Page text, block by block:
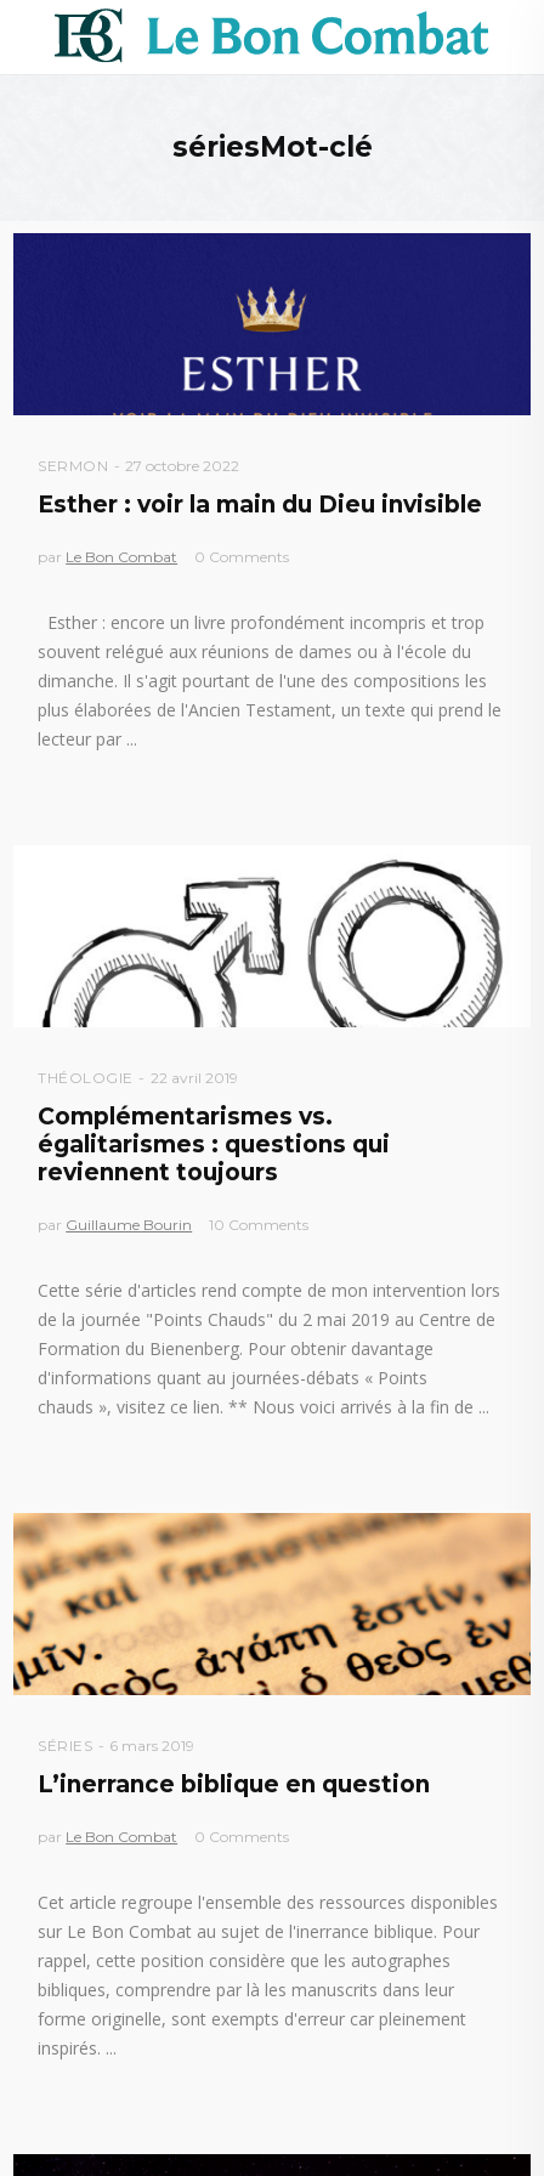
sériesMot-clé
SERMON 27 octobre 2022
Esther : voir la main du Dieu invisible
par Le Bon Combat 0 Comments
Esther : encore un livre profondément incompris et trop
souvent relégué aux réunions de dames ou à l'école du
dimanche. Il s'agit pourtant de l'une des compositions les
plus élaborées de l'Ancien Testament, un texte qui prend le
lecteur par
THÉOLOGIE 22 avril 2019
Complémentarismes vs.
égalitarismes : questions qui
reviennent toujours
par Guillaume Bourin 10 Comments
Cette série d'articles rend compte de mon intervention lors
de la journée "Points Chauds" du 2 mai 2019 au Centre de
Formation du Bienenberg. Pour obtenir davantage
d'informations quant au journées-débats « Points
chauds », visitez ce lien. ** Nous voici arrivés à la fin de
SÉRIES 6 mars 2019
L’inerrance biblique en question
par Le Bon Combat 0 Comments
Cet article regroupe l'ensemble des ressources disponibles
sur Le Bon Combat au sujet de l'inerrance biblique. Pour
rappel, cette position considère que les autographes
bibliques, comprendre par là les manuscrits dans leur
forme originelle, sont exempts d'erreur car pleinement
inspirés.